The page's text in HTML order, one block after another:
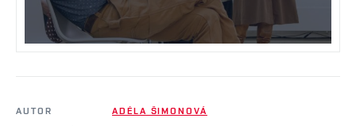
AUTOR
ADÉLA ŠIMONOVÁ